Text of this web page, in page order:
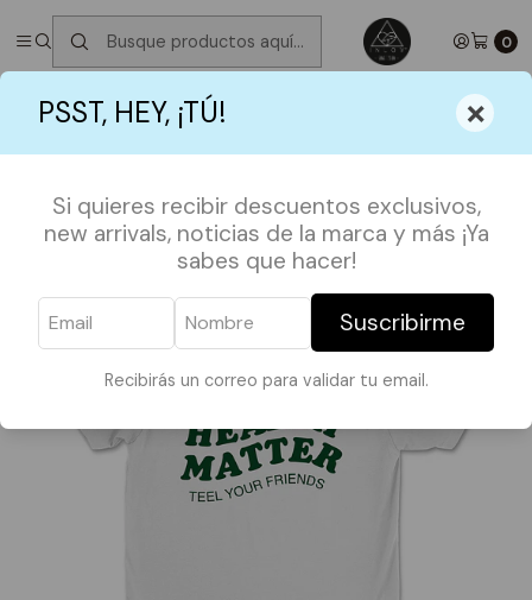
PSST, HEY, ¡TÚ! ×
Si quieres recibir descuentos exclusivos,
new arrivals, noticias de la marca y más ¡Ya
sabes que hacer!
Suscribirme
Recibirás un correo para validar tu email.
0
✮ ⋆ ˚｡𖦹 ⋆｡°✩Próximos Despachos jueves 6 de Agosto
°✩
POLERAS
Polera Mental Health Matter